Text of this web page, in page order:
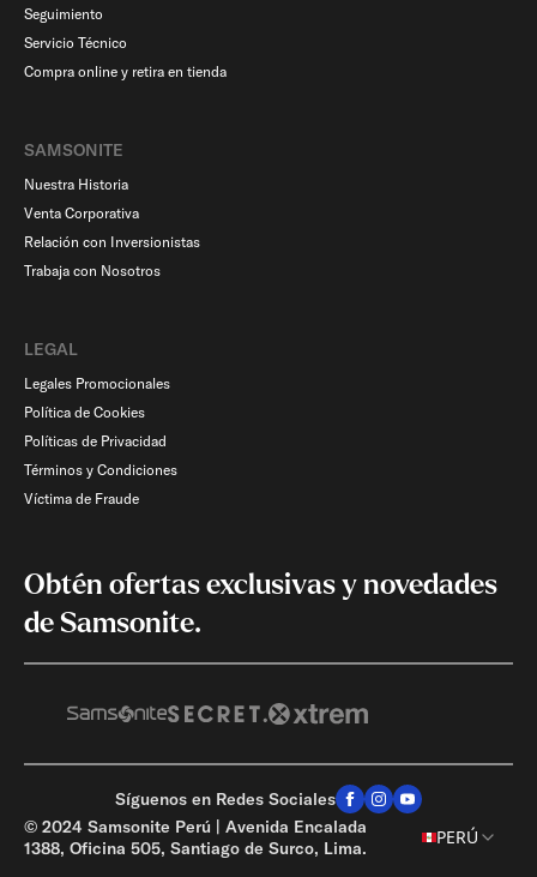
Seguimiento
Servicio Técnico
Compra online y retira en tienda
SAMSONITE
Nuestra Historia
Venta Corporativa
Relación con Inversionistas
Trabaja con Nosotros
LEGAL
Legales Promocionales
Política de Cookies
Políticas de Privacidad
Términos y Condiciones
Víctima de Fraude
Obtén ofertas exclusivas y novedades
de Samsonite.
Síguenos en Redes Sociales
© 2024 Samsonite Perú | Avenida Encalada
1388, Oficina 505, Santiago de Surco, Lima.
PERÚ
AGREGA OTRO PRODUCTO